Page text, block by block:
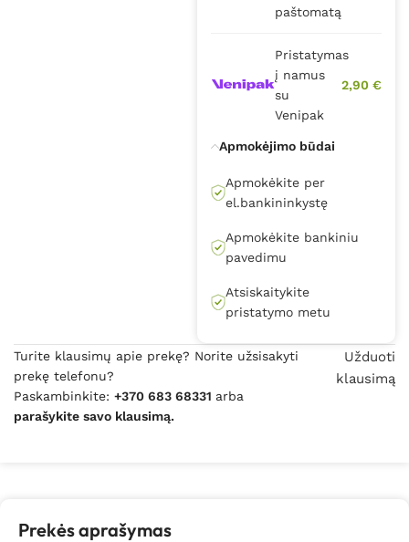
paštomatą
Pristatymas
į namus
su
Venipak
2,90 €
Apmokėjimo būdai
Apmokėkite per
el.bankininkystę
Apmokėkite bankiniu
pavedimu
Atsiskaitykite
pristatymo metu
Turite klausimų apie prekę? Norite užsisakyti
prekę telefonu?
Paskambinkite: +370 683 68331 arba
parašykite savo klausimą.
Užduoti
klausimą
Prekės aprašymas